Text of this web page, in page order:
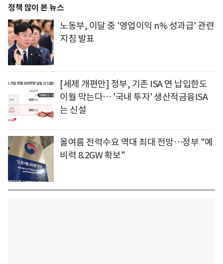
정책 많이 본 뉴스
노동부, 이달 중 '영업이익 n% 성과급' 관련
지침 발표
[세제 개편안] 정부, 기존 ISA 연 납입한도
이월 막는다… '국내 투자' 생산적금융ISA
는 신설
올여름 전력수요 역대 최대 전망…정부 "예
비력 8.2GW 확보"